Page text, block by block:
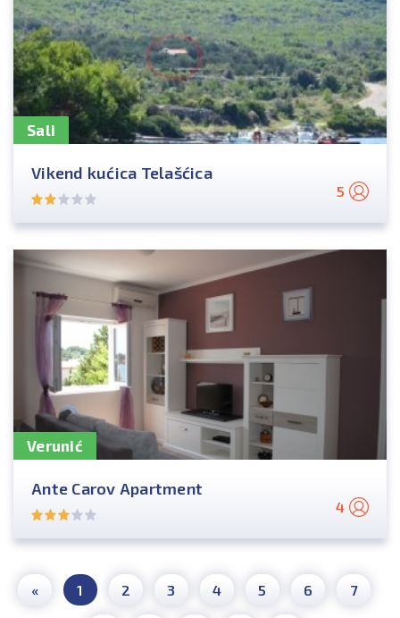
Sali
Vikend kućica Telašćica
5
Verunić
Ante Carov Apartment
4
« 1 2 3 4 5 6 7